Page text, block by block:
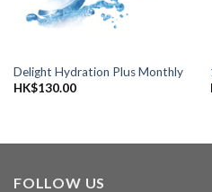
Delight Hydration Plus Monthly
HK$130.00
FOLLOW US